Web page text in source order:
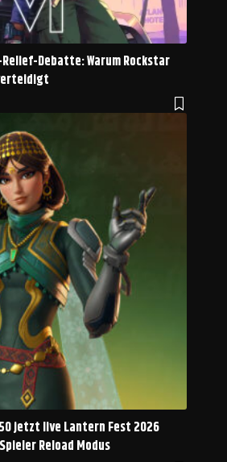
Debatte: Warum Rockstar
jetzt live Lantern Fest 2026
Reload Modus